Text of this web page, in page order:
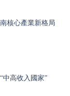
核心產業新格局
中高收入國家”